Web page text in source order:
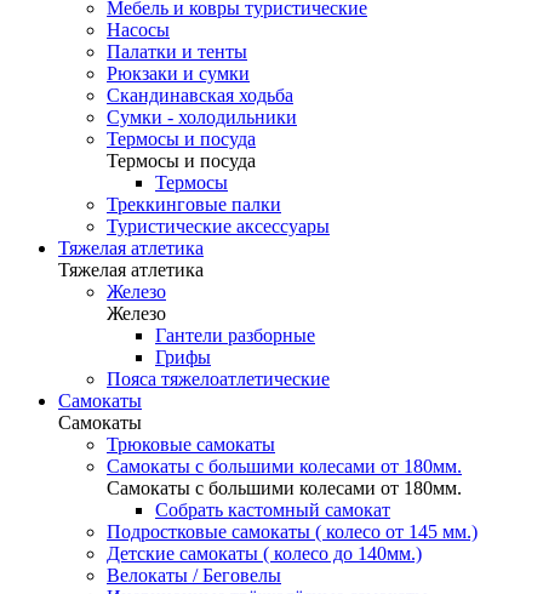
Мебель и ковры туристические
Насосы
Палатки и тенты
Рюкзаки и сумки
Скандинавская ходьба
Сумки - холодильники
Термосы и посуда
Термосы и посуда
Термосы
Треккинговые палки
Туристические аксессуары
Тяжелая атлетика
Тяжелая атлетика
Железо
Железо
Гантели разборные
Грифы
Пояса тяжелоатлетические
Самокаты
Самокаты
Трюковые самокаты
Самокаты с большими колесами от 180мм.
Самокаты с большими колесами от 180мм.
Собрать кастомный самокат
Подростковые самокаты ( колесо от 145 мм.)
Детские самокаты ( колесо до 140мм.)
Велокаты / Беговелы